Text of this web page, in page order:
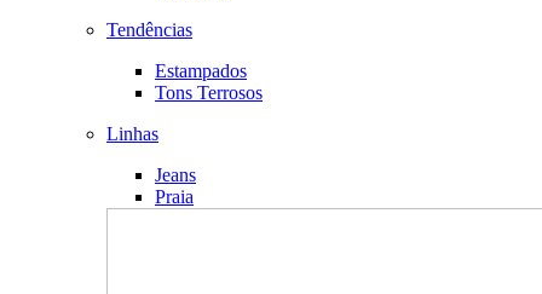
Tendências
Estampados
Tons Terrosos
Linhas
Jeans
Praia